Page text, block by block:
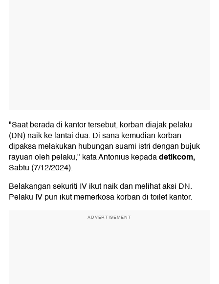
"Saat berada di kantor tersebut, korban diajak pelaku
(DN) naik ke lantai dua. Di sana kemudian korban
dipaksa melakukan hubungan suami istri dengan bujuk
rayuan oleh pelaku," kata Antonius kepadadetikcom,
Sabtu (7/12/2024).
Belakangan sekuriti IV ikut naik dan melihat aksi DN.
Pelaku IV pun ikut memerkosa korban di toilet kantor.
ADVERTISEMENT